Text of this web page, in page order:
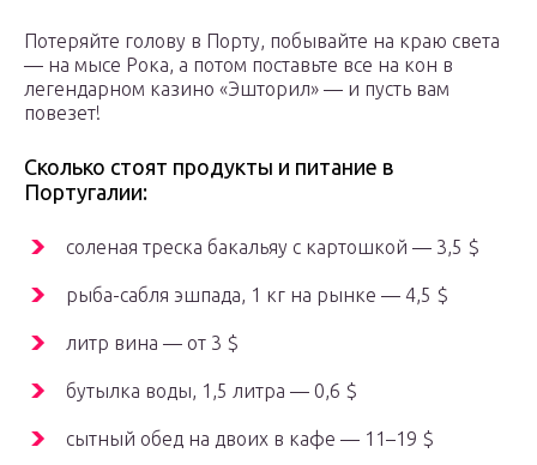
Потеряйте голову в Порту, побывайте на краю света
— на мысе Рока, а потом поставьте все на кон в
легендарном казино «Эшторил» — и пусть вам
повезет!
Сколько стоят продукты и питание в
Португалии:
соленая треска бакальяу с картошкой — 3,5 $
рыба-сабля эшпада, 1 кг на рынке — 4,5 $
литр вина — от 3 $
бутылка воды, 1,5 литра — 0,6 $
сытный обед на двоих в кафе — 11–19 $